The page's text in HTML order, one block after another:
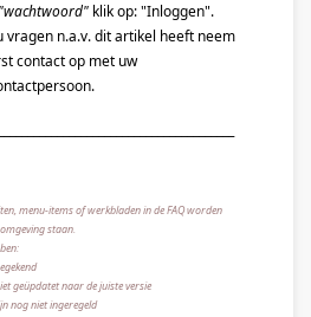
"wachtwoord" klik op: "Inloggen".
vragen n.a.v. dit artikel heeft neem
contact op met uw
menu-items of werkbladen in de FAQ worden
staan.
geüpdatet naar de juiste versie
nog niet ingeregeld